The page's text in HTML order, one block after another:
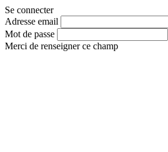
Aller
au
contenu
Aller
au
menu
Se connecter
Adresse email
Mot de passe
Merci de renseigner ce champ